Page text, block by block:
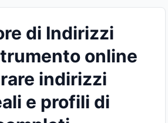
di Indirizzi
online
indirizzi
e profili di